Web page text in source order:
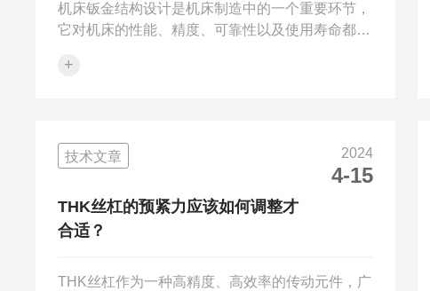
机床钣金结构设计是机床制造中的一个重要环节，
它对机床的性能、精度、可靠性以及使用寿命都有
加平稳、高效，同时也能够提高机床的抗振性和刚
结构刚性不足，会导致机床产生变形，从而影响加
工精度和表面质量。因此，设计师需要充分考虑钣
金结构的刚度要求，合理布置加强筋和支撑，以提
高结构的刚性，确保机床在各种负荷下都能保...
+
技术文章 2024
4-15
THK丝杠的预紧力应该如何调整才
合适？
THK丝杠作为一种高精度、高效率的传动元件，广